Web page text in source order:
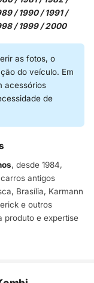
/ 1990 / 1991 /
/ 1999 / 2000
as fotos, o
do veículo. Em
acessórios
de
, desde 1984,
antigos
Brasília, Karmann
e outros
produto e expertise